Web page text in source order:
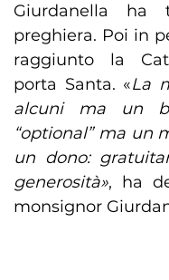
Giurdanella
preghiera. Poi in
raggiunto la
porta Santa. «La
alcuni ma un
“optional” ma un
un dono:
generosità», ha
monsignor